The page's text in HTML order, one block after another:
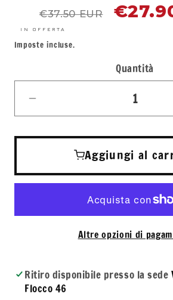
Prezzo
di
listino
€37.50 EUR
Prezzo
scontato
IN OFFERTA
Imposte incluse.
Quantità
Quantità
quantità
per
Ashley
Essence
Patchouli
Parfum
50
Aggiungi al
Altre opzioni di
Ritiro disponibile presso la sede
Flocco 46